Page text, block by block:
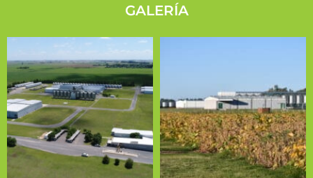
GALERÍA